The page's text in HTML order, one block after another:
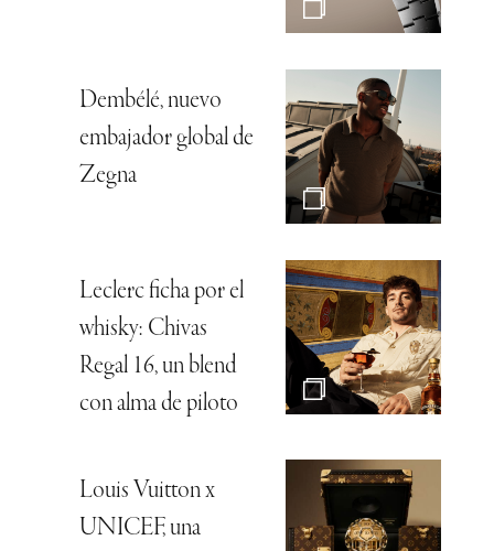
Dembélé, nuevo
embajador global de
Zegna
Leclerc ficha por el
whisky: Chivas
Regal 16, un blend
con alma de piloto
Louis Vuitton x
UNICEF, una